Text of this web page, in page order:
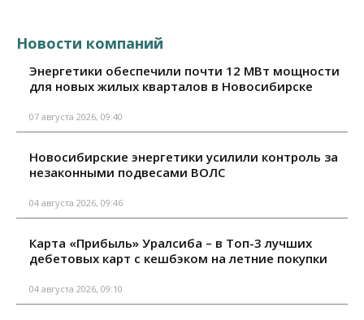
Новости компаний
Энергетики обеспечили почти 12 МВт мощности
для новых жилых кварталов в Новосибирске
07 августа 2026, 09:40
Новосибирские энергетики усилили контроль за
незаконными подвесами ВОЛС
04 августа 2026, 09:46
Карта «Прибыль» Уралсиба – в Топ-3 лучших
дебетовых карт с кешбэком на летние покупки
04 августа 2026, 09:10